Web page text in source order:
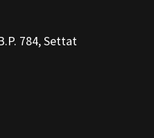
784, Settat